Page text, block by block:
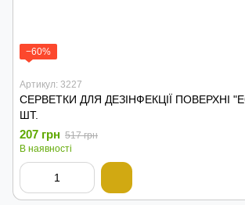
−60%
Артикул: 3227
СЕРВЕТКИ ДЛЯ ДЕЗІНФЕКЦІЇ ПОВЕРХНІ
ШТ.
207 грн 517 грн
В наявності